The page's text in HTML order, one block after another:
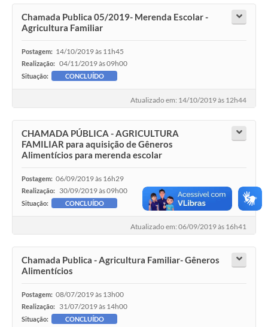
Chamada Publica 05/2019- Merenda Escolar -
Agricultura Familiar
Postagem: 14/10/2019 às 11h45
Realização: 04/11/2019 às 09h00
Situação: CONCLUÍDO
Atualizado em: 14/10/2019 às 12h44
CHAMADA PÚBLICA - AGRICULTURA
FAMILIAR para aquisição de Gêneros
Alimentícios para merenda escolar
Postagem: 06/09/2019 às 16h29
Realização: 30/09/2019 às 09h00
Situação: CONCLUÍDO
Atualizado em: 06/09/2019 às 16h41
Chamada Publica - Agricultura Familiar- Gêneros
Alimentícios
Postagem: 08/07/2019 às 13h00
Realização: 31/07/2019 às 14h00
Situação: CONCLUÍDO